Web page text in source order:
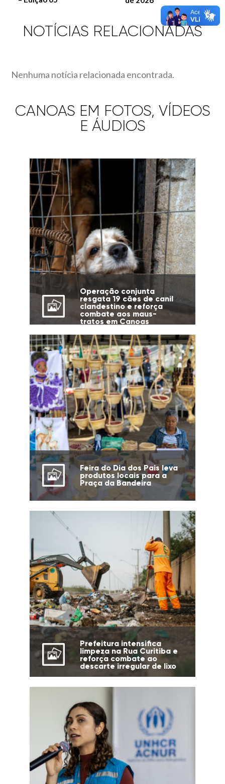
NOTÍCIAS RELACIONADAS
Nenhuma notícia relacionada encontrada.
CANOAS EM FOTOS, VÍDEOS
E ÁUDIOS
Operação conjunta
resgata 19 cães de canil
clandestino e reforça
combate aos maus-
tratos em Canoas
Feira do Dia dos Pais leva
produtos locais para a
Praça da Bandeira
Prefeitura intensifica
limpeza na Rua Curitiba e
reforça combate ao
descarte irregular de lixo